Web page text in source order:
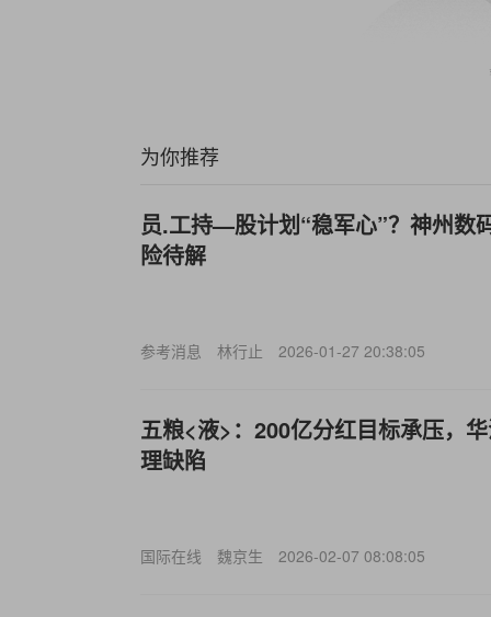
为你推荐
员.工持—股计划“稳军心”？神州数
险待解
参考消息 林行止 2026-01-27 20:38:05
五粮<液>：200亿分红目标承压，
理缺陷
国际在线 魏京生 2026-02-07 08:08:05